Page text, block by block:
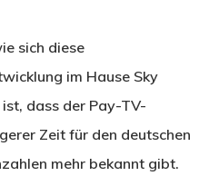
sich diese
im Hause Sky
dass der Pay-TV-
Zeit für den deutschen
mehr bekannt gibt.